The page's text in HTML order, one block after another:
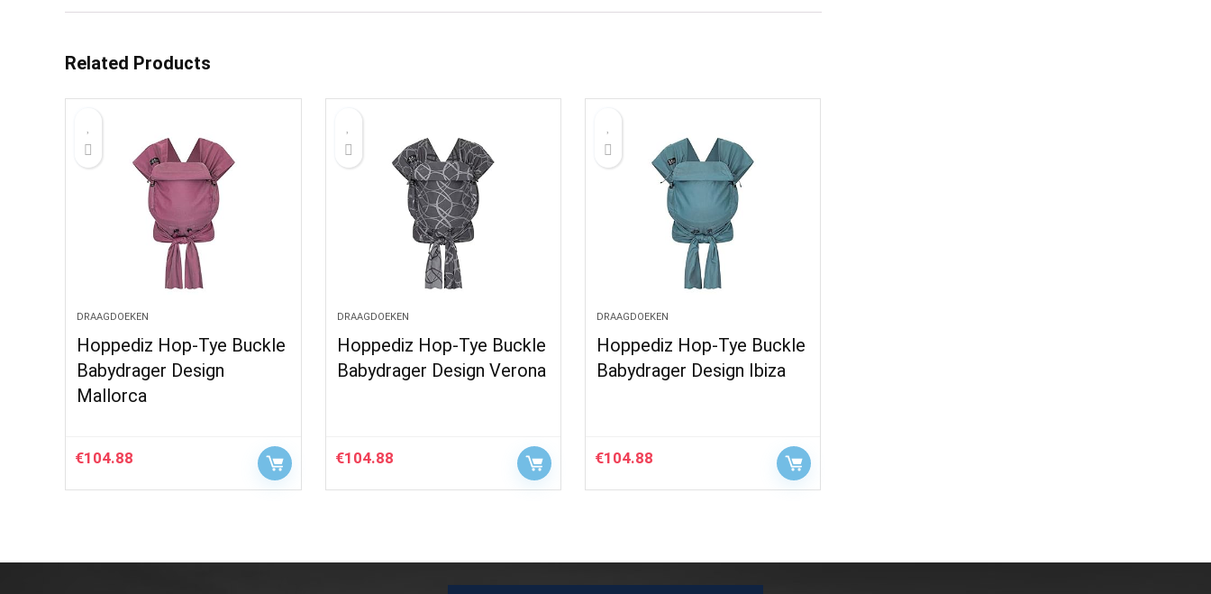
Related Products
DRAAGDOEKEN
Hoppediz Hop-Tye Buckle
Babydrager Design
Mallorca
€104.88
DRAAGDOEKEN
Hoppediz Hop-Tye Buckle
Babydrager Design Verona
€104.88
DRAAGDOEKEN
Hoppediz Hop-Tye Buckle
Babydrager Design Ibiza
€104.88